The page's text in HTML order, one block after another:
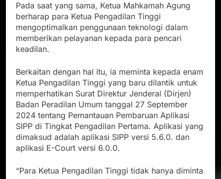
Pada saat yang sama, Ketua Mahkamah Agung
berharap para Ketua Pengadilan Tinggi
mengoptimalkan penggunaan teknologi dalam
memberikan pelayanan kepada para pencari
keadilan.
Berkaitan dengan hal itu, ia meminta kepada enam
Ketua Pengadilan Tinggi yang baru dilantik untuk
memperhatikan Surat Direktur Jenderal (Dirjen)
Badan Peradilan Umum tanggal 27 September
2024 tentang Pemantauan Pembaruan Aplikasi
SIPP di Tingkat Pengadilan Pertama. Aplikasi yang
dimaksud adalah aplikasi SIPP versi 5.6.0. dan
aplikasi E-Court versi 6.0.0.
“Para Ketua Pengadilan Tinggi tidak hanya diminta